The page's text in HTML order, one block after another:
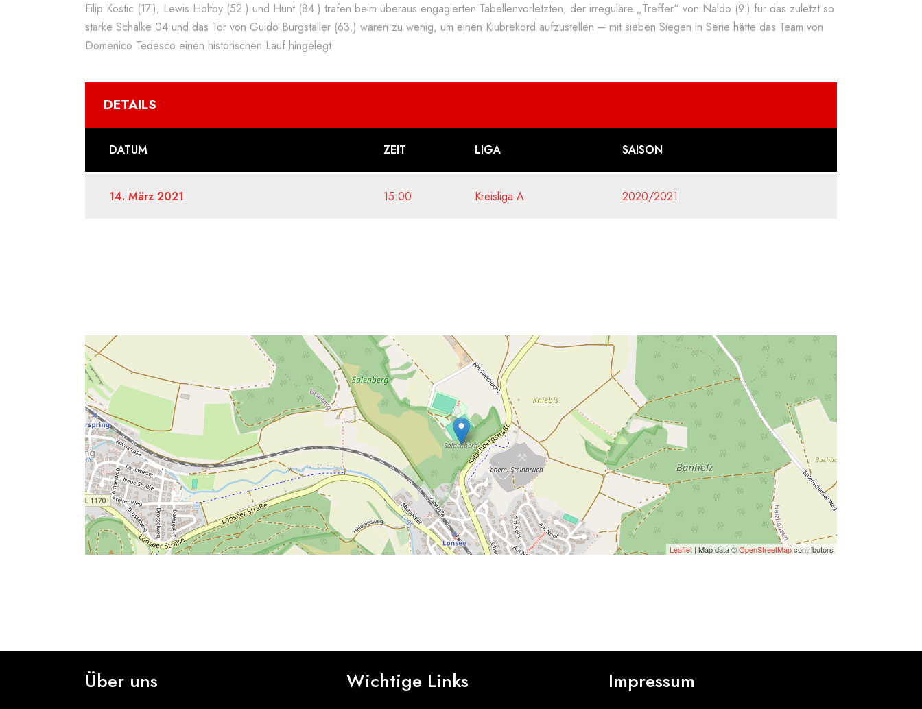
Filip Kostic (17.), Lewis Holtby (52.) und Hunt (84.) trafen beim überaus engagierten Tabellenvorletzten, der irreguläre „Treffer“ von Naldo (9.) für das zuletzt so
starke Schalke 04 und das Tor von Guido Burgstaller (63.) waren zu wenig, um einen Klubrekord aufzustellen – mit sieben Siegen in Serie hätte das Team von
Domenico Tedesco einen historischen Lauf hingelegt.
DETAILS
DATUM ZEIT LIGA SAISON
14. März 2021 15:00 Kreisliga A 2020/2021
Leaflet | Map data ©OpenStreetMapcontributors
Über uns Wichtige Links Impressum